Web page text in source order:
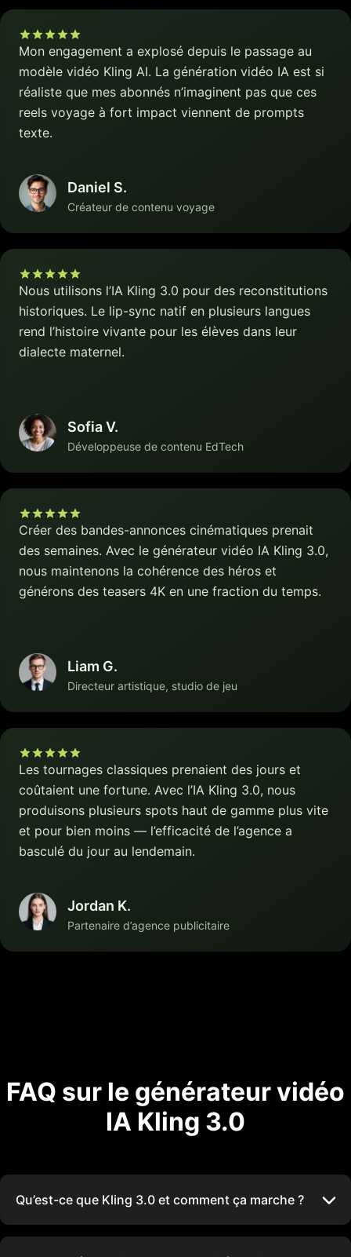
Mon engagement a explosé depuis le passage au
modèle vidéo Kling AI. La génération vidéo IA est si
réaliste que mes abonnés n’imaginent pas que ces
reels voyage à fort impact viennent de prompts
texte.
Daniel S.
Créateur de contenu voyage
Nous utilisons l’IA Kling 3.0 pour des reconstitutions
historiques. Le lip-sync natif en plusieurs langues
rend l’histoire vivante pour les élèves dans leur
dialecte maternel.
Sofia V.
Développeuse de contenu EdTech
Créer des bandes-annonces cinématiques prenait
des semaines. Avec le générateur vidéo IA Kling 3.0,
nous maintenons la cohérence des héros et
générons des teasers 4K en une fraction du temps.
Liam G.
Directeur artistique, studio de jeu
Les tournages classiques prenaient des jours et
coûtaient une fortune. Avec l’IA Kling 3.0, nous
produisons plusieurs spots haut de gamme plus vite
et pour bien moins — l’efficacité de l’agence a
basculé du jour au lendemain.
Jordan K.
Partenaire d’agence publicitaire
FAQ sur le générateur vidéo
IA Kling 3.0
Qu’est-ce que Kling 3.0 et comment ça marche ?